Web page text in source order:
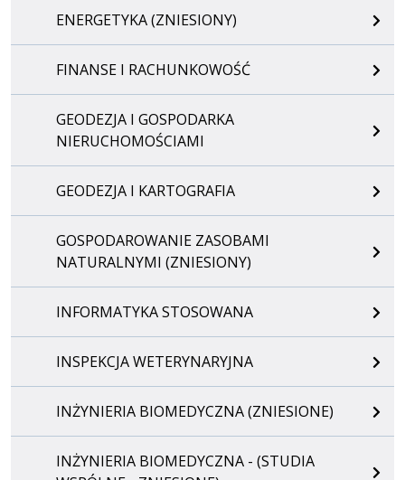
ENERGETYKA (ZNIESIONY)
FINANSE I RACHUNKOWOŚĆ
GEODEZJA I GOSPODARKA
NIERUCHOMOŚCIAMI
GEODEZJA I KARTOGRAFIA
GOSPODAROWANIE ZASOBAMI
NATURALNYMI (ZNIESIONY)
INFORMATYKA STOSOWANA
INSPEKCJA WETERYNARYJNA
INŻYNIERIA BIOMEDYCZNA (ZNIESIONE)
INŻYNIERIA BIOMEDYCZNA - (STUDIA